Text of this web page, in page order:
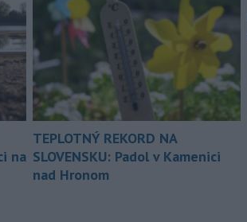
únie (EÚ) denne užívalo tabak a s ním
súvisiace výrobky.
06:47
Vedenie Medzinárodnej
futbalovej federácie (FIFA) sa
ospravedlnilo v
súvislosti s
kontroverzným plánom predať
podiely na budúcich ziskoch z
majstrovstiev sveta súkromným
investorom. Na stretnutí v Rabate
členovia FIFA plne podporili
na
TEPLOTNÝ REKORD NA
SLOVENSKU: Padol v Kamenici
nad Hronom